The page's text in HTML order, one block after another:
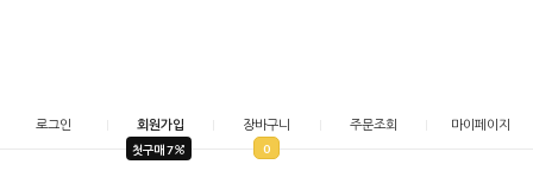
로그인 회원가입
첫구매 7
장바구니
0
주문조회 마이페이지